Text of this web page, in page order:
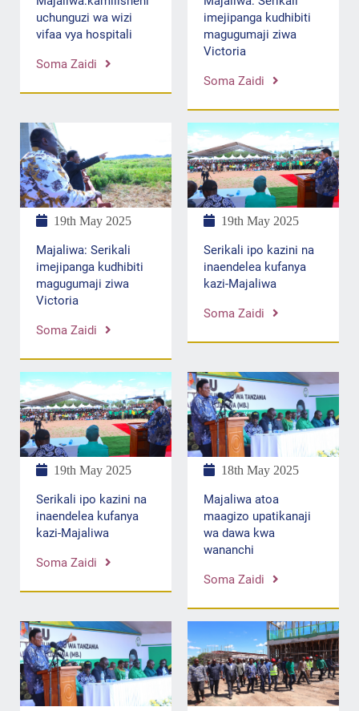
uchunguzi wa wizi
vifaa vya hospitali
Soma Zaidi
imejipanga kudhibiti
magugumaji ziwa
Victoria
Soma Zaidi
19th May 2025
Majaliwa: Serikali
imejipanga kudhibiti
magugumaji ziwa
Victoria
Soma Zaidi
19th May 2025
Serikali ipo kazini na
inaendelea kufanya
kazi-Majaliwa
Soma Zaidi
19th May 2025
Serikali ipo kazini na
inaendelea kufanya
kazi-Majaliwa
Soma Zaidi
18th May 2025
Majaliwa atoa
maagizo upatikanaji
wa dawa kwa
wananchi
Soma Zaidi